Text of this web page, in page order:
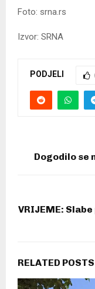
Foto: srna.rs
Izvor: SRNA
PODJELI
Dogodilo se
VRIJEME:
RELATED POSTS